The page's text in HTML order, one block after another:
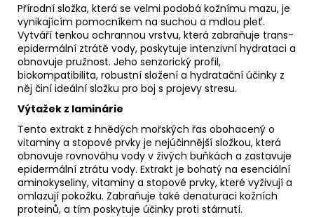
Přírodní složka, která se velmi podobá kožnímu mazu, je
vynikajícím pomocníkem na suchou a mdlou pleť.
Vytváří tenkou ochrannou vrstvu, která zabraňuje trans-
epidermální ztrátě vody, poskytuje intenzivní hydrataci a
obnovuje pružnost. Jeho senzorický profil,
biokompatibilita, robustní složení a hydratační účinky z
něj činí ideální složku pro boj s projevy stresu.
Výtažek z laminárie
Tento extrakt z hnědých mořských řas obohacený o
vitaminy a stopové prvky je nejúčinnější složkou, která
obnovuje rovnováhu vody v živých buňkách a zastavuje
epidermální ztrátu vody. Extrakt je bohatý na esenciální
aminokyseliny, vitaminy a stopové prvky, které vyživují a
omlazují pokožku. Zabraňuje také denaturaci kožních
proteinů, a tím poskytuje účinky proti stárnutí.